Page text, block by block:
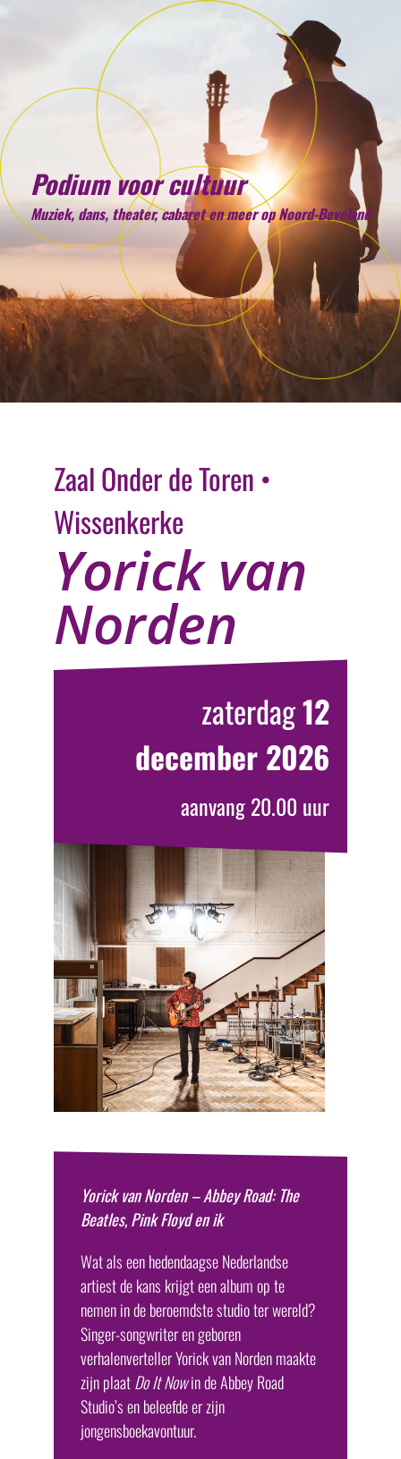
Podium voor cultuur
Muziek, dans, theater, cabaret en meer op Noord-Beveland
Zaal Onder de Toren •
Wissenkerke
Yorick van
Norden
zaterdag12
december 2026
aanvang 20.00 uur
Yorick van Norden – Abbey Road: The
Beatles, Pink Floyd en ik
Wat als een hedendaagse Nederlandse
artiest de kans krijgt een album op te
nemen in de beroemdste studio ter wereld?
Singer-songwriter en geboren
verhalenverteller Yorick van Norden maakte
zijn plaatDo It Nowin de Abbey Road
Studio’s en beleefde er zijn
jongensboekavontuur.